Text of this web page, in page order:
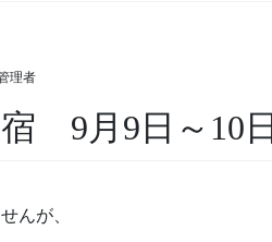
理者
宿 9月9日～10日
んが、